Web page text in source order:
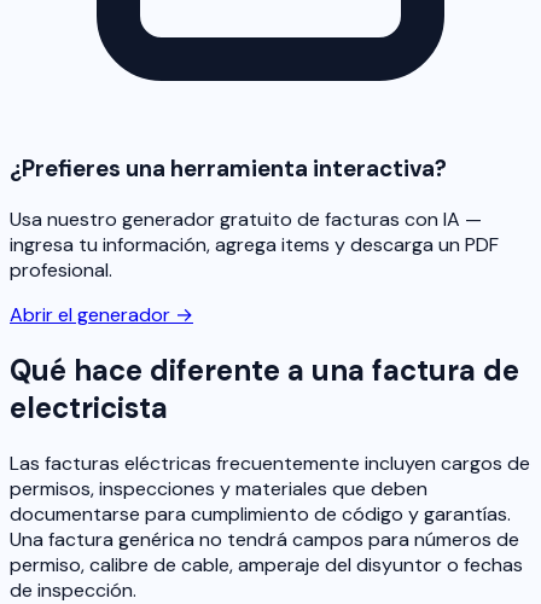
¿Prefieres una herramienta interactiva?
Usa nuestro generador gratuito de facturas con IA —
ingresa tu información, agrega items y descarga un PDF
profesional.
Abrir el generador →
Qué hace diferente a una factura de
electricista
Las facturas eléctricas frecuentemente incluyen cargos de
permisos, inspecciones y materiales que deben
documentarse para cumplimiento de código y garantías.
Una factura genérica no tendrá campos para números de
permiso, calibre de cable, amperaje del disyuntor o fechas
de inspección.